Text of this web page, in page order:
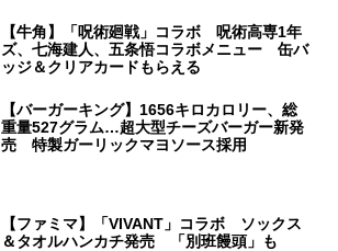
【牛角】「呪術廻戦」コラボ 呪術高専1年
ズ、七海建人、五条悟コラボメニュー 缶バ
ッジ＆クリアカードもらえる
【バーガーキング】1656キロカロリー、総
重量527グラム…超大型チーズバーガー新発
売 特製ガーリックマヨソース採用
【ファミマ】「VIVANT」コラボ ソックス
＆タオルハンカチ発売 「別班饅頭」も